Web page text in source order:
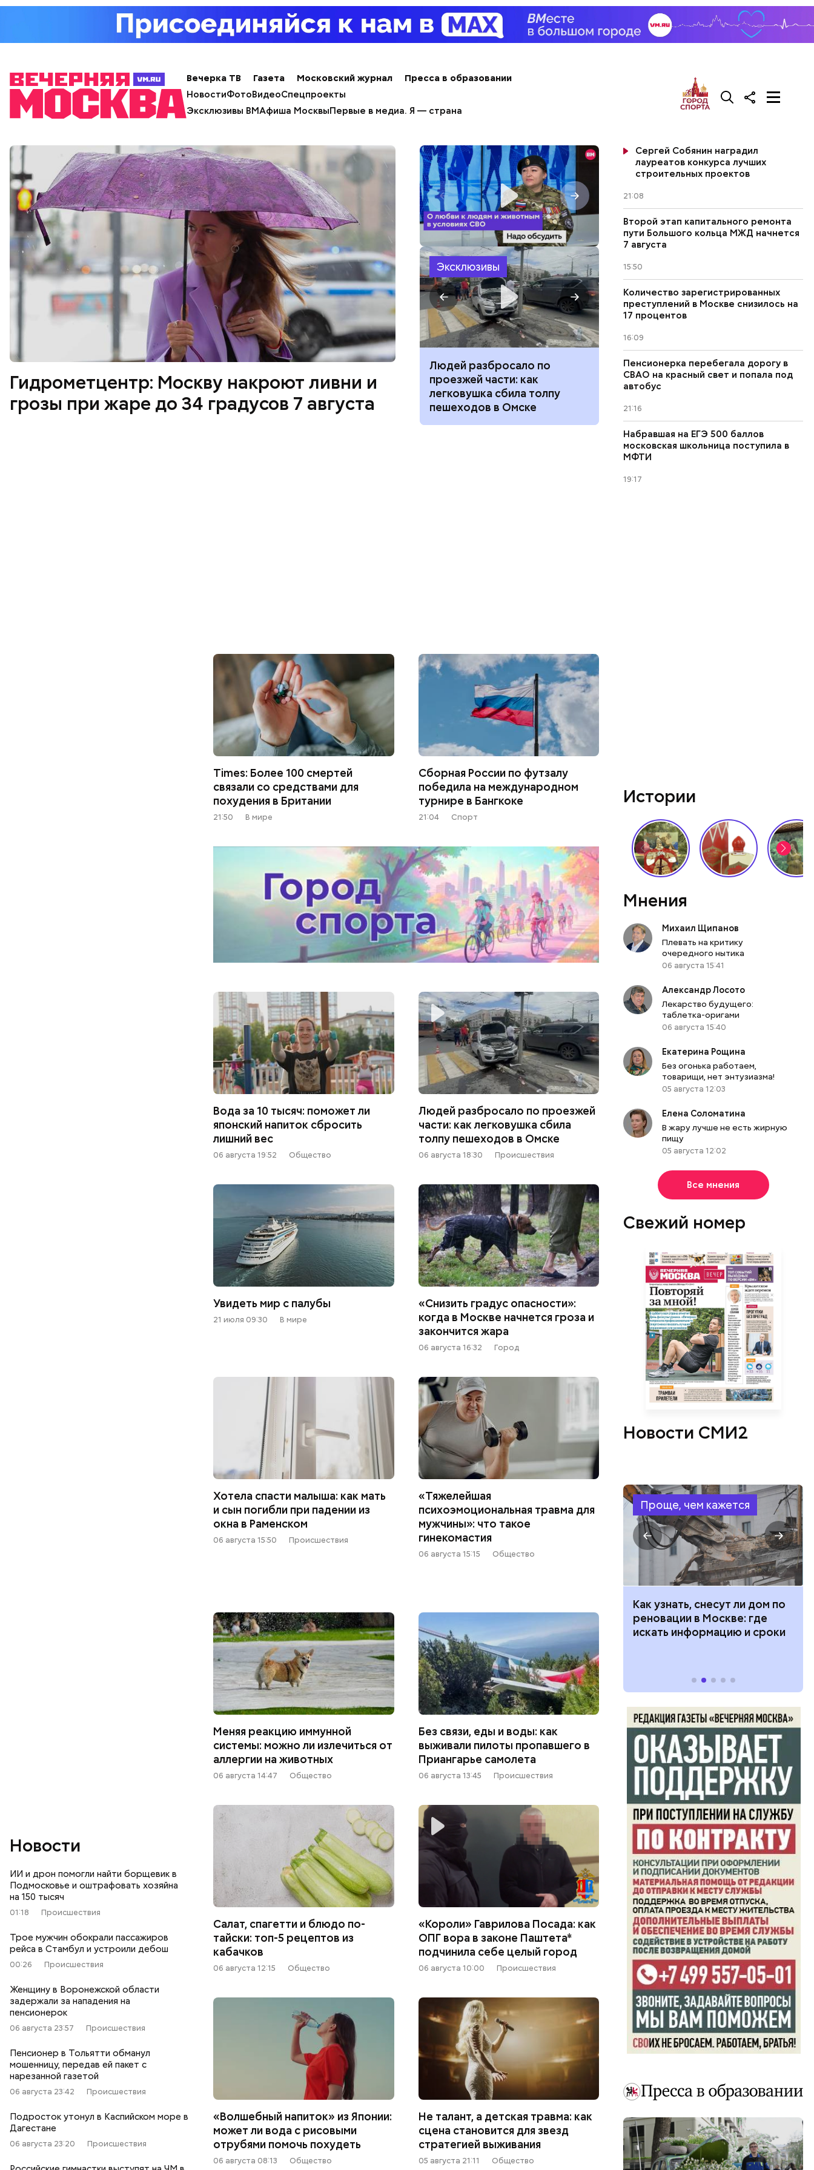
Вечерка ТВ Газета Московский журнал
Пресса в образовании
НовостиФотоВидеоСпецпроекты
Эксклюзивы ВМАфиша МосквыПервые в медиа. Я — страна
Гидрометцентр: Москву накроют ливни и
грозы при жаре до 34 градусов 7 августа
Эксклюзивы
Хотела спасти малыша: как
мать и сын погибли при
падении из окна в Раменском
Вода за 10 тысяч: поможет ли
японский напиток сбросить
лишний вес
Людей разбросало по
проезжей части: как
легковушка сбила толпу
пешеходов в Омске
«В погоне за удачей все
средства хороши»: как
россияне ищут работу с
помощью магии
Сергей Собянин наградил
лауреатов конкурса лучших
строительных проектов
21:08
Второй этап капитального ремонта
пути Большого кольца МЖД начнется
7 августа
15:50
Количество зарегистрированных
преступлений в Москве снизилось на
17 процентов
16:09
Пенсионерка перебегала дорогу в
СВАО на красный свет и попала под
автобус
21:16
Набравшая на ЕГЭ 500 баллов
московская школьница поступила в
МФТИ
19:17
Новости
ИИ и дрон помогли найти борщевик в
Подмосковье и оштрафовать хозяйна
на 150 тысяч
01:18 Происшествия
Трое мужчин обокрали пассажиров
рейса в Стамбул и устроили дебош
00:26 Происшествия
Женщину в Воронежской области
задержали за нападения на
пенсионерок
06 августа 23:57 Происшествия
Пенсионер в Тольятти обманул
мошенницу, передав ей пакет с
нарезанной газетой
06 августа 23:42 Происшествия
Подросток утонул в Каспийском море в
Дагестане
06 августа 23:20 Происшествия
Times: Более 100 смертей
связали со средствами для
похудения в Британии
21:50 В мире
Сборная России по футзалу
победила на международном
турнире в Бангкоке
21:04 Спорт
Вода за 10 тысяч: поможет ли
японский напиток сбросить
лишний вес
06 августа 19:52 Общество
Людей разбросало по проезжей
части: как легковушка сбила
толпу пешеходов в Омске
06 августа 18:30 Происшествия
Увидеть мир с палубы
21 июля 09:30 В мире
«Снизить градус опасности»:
когда в Москве начнется гроза и
закончится жара
06 августа 16:32 Город
Хотела спасти малыша: как мать
и сын погибли при падении из
окна в Раменском
06 августа 15:50 Происшествия
«Тяжелейшая
психоэмоциональная травма для
мужчины»: что такое
гинекомастия
06 августа 15:15 Общество
Меняя реакцию иммунной
системы: можно ли излечиться от
аллергии на животных
06 августа 14:47 Общество
Без связи, еды и воды: как
выживали пилоты пропавшего в
Приангарье самолета
06 августа 13:45 Происшествия
Салат, спагетти и блюдо по-
тайски: топ-5 рецептов из
кабачков
06 августа 12:15 Общество
«Короли» Гаврилова Посада: как
ОПГ вора в законе Паштета*
подчинила себе целый город
06 августа 10:00 Происшествия
«Волшебный напиток» из Японии:
может ли вода с рисовыми
отрубями помочь похудеть
06 августа 08:13 Общество
Не талант, а детская травма: как
сцена становится для звезд
стратегией выживания
05 августа 21:11 Общество
Истории
Мнения
Михаил Щипанов
Плевать на критику
очередного нытика
06 августа 15:41
Александр Лосото
Лекарство будущего:
таблетка-оригами
06 августа 15:40
Екатерина Рощина
Без огонька работаем,
товарищи, нет энтузиазма!
05 августа 12:03
Елена Соломатина
В жару лучше не есть жирную
пищу
05 августа 12:02
Все мнения
Свежий номер
Новости СМИ2
Проще, чем кажется
не получить штраф
рублей от государства при
трудной ситуации: кто может
претендовать и какие нужны
документы
Как узнать, снесут ли дом по
реновации в Москве: где
искать информацию и сроки